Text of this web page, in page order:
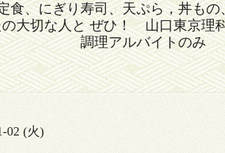
食、にぎり寿司、天ぷら，丼も
大切な人と ぜひ！ 山口東京理
調理アルバイトのみ
02 (火)